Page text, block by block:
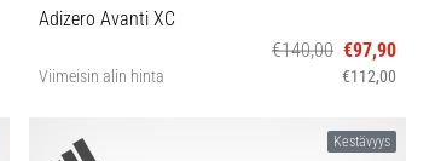
Adizero Avanti XC
€140,00 €97,90
Viimeisin alin hinta €112,00
40 40⅔ 41⅓ 43⅓ 44 45⅓ 46 46⅔ Kestävyys